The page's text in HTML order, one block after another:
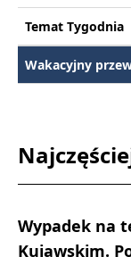
Temat Tygodnia
Wakacyjny
Wypadek na
Kujawskim.